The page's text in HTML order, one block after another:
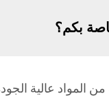
بكم؟
عالية